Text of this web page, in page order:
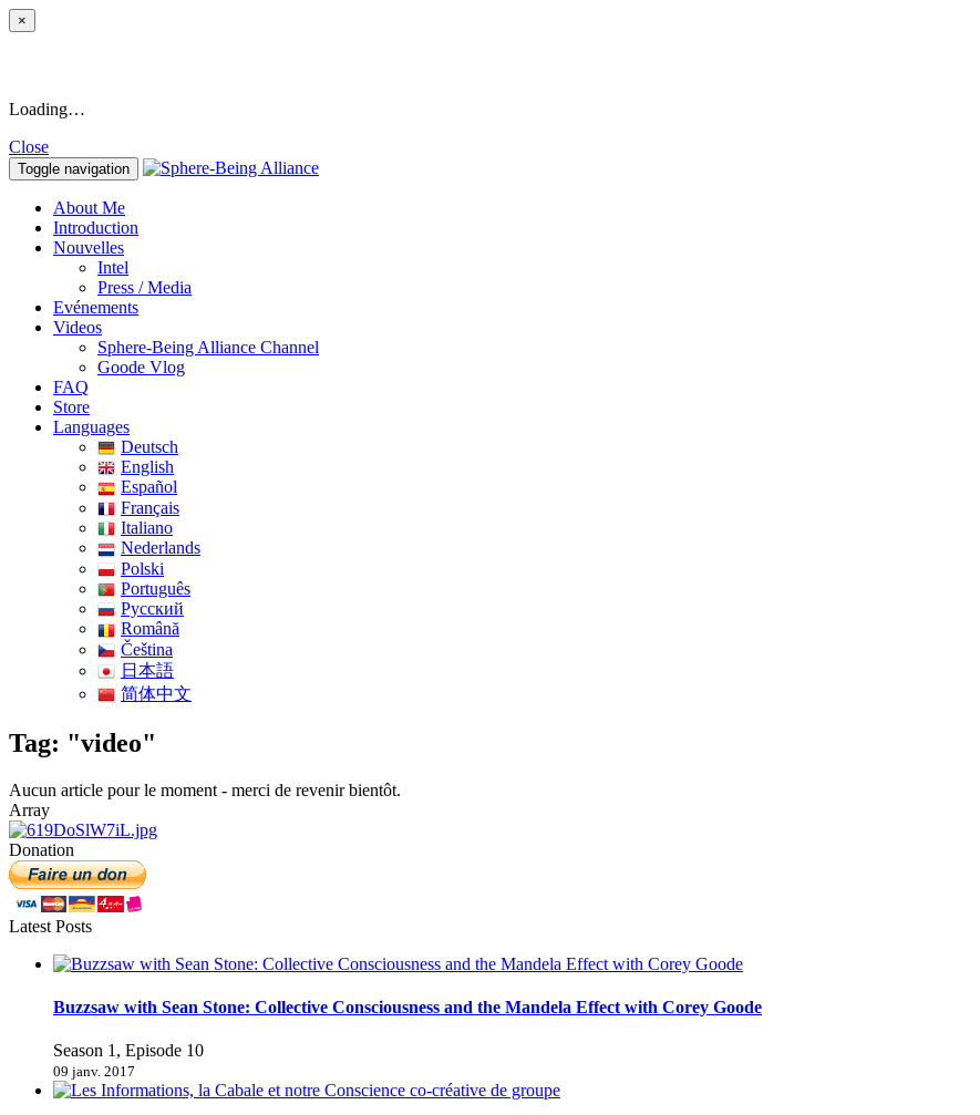
×
Loading…
Close
Toggle navigation
About Me
Introduction
Nouvelles
Intel
Press / Media
Evénements
Videos
Sphere-Being Alliance Channel
Goode Vlog
FAQ
Store
Languages
Deutsch
English
Español
Français
Italiano
Nederlands
Polski
Português
Pусский
Română
Čeština
日本語
简体中文
Tag: "video"
Aucun article pour le moment - merci de revenir bientôt.
Array
Donation
Latest Posts
Buzzsaw with Sean Stone: Collective Consciousness and the Mandela Effect with Corey Goode
Season 1, Episode 10
09 janv. 2017